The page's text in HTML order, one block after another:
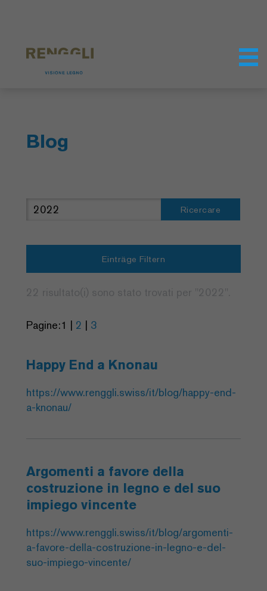
Blog
Ricercare
Einträge Filtern
Pagine:1 | 2 | 3
Happy End a Knonau
https://www.renggli.swiss/it/blog/happy-end-
a-knonau/
Argomenti a favore della
costruzione in legno e del suo
impiego vincente
https://www.renggli.swiss/it/blog/argomenti-
a-favore-della-costruzione-in-legno-e-del-
suo-impiego-vincente/